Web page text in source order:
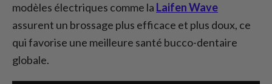
modèles électriques comme la Laifen Wave
assurent un brossage plus efficace et plus doux, ce
qui favorise une meilleure santé bucco-dentaire
globale.